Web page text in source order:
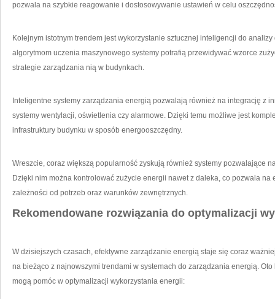
pozwala na⁢ szybkie reagowanie i dostosowywanie ustawień w celu
Kolejnym istotnym​ trendem ‌jest wykorzystanie sztucznej inteligencji do
algorytmom uczenia maszynowego systemy potrafią ⁤przewidywać wzorce
strategie zarządzania nią⁢ w budynkach.
Inteligentne systemy zarządzania energią ‍pozwalają ⁣również na integrację z
systemy ‍wentylacji, oświetlenia czy ⁣alarmowe. Dzięki⁢ temu możliwe jest
infrastruktury budynku w sposób energooszczędny.
Wreszcie,‍ coraz większą popularność zyskują również ‍systemy pozwalające⁣
Dzięki nim można kontrolować ​zużycie energii nawet z daleka, co ​pozwala⁢
zależności od potrzeb oraz warunków zewnętrznych.
Rekomendowane ⁤rozwiązania do optymalizacji
W dzisiejszych ‌czasach, efektywne ⁢zarządzanie⁣ energią staje się coraz
na ​bieżąco z ⁢najnowszymi trendami⁣ w ⁢systemach do zarządzania energią.
mogą​ pomóc w optymalizacji ⁣wykorzystania energii: